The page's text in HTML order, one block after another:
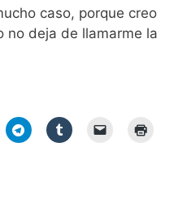
caso, porque creo
no deja de llamarme la